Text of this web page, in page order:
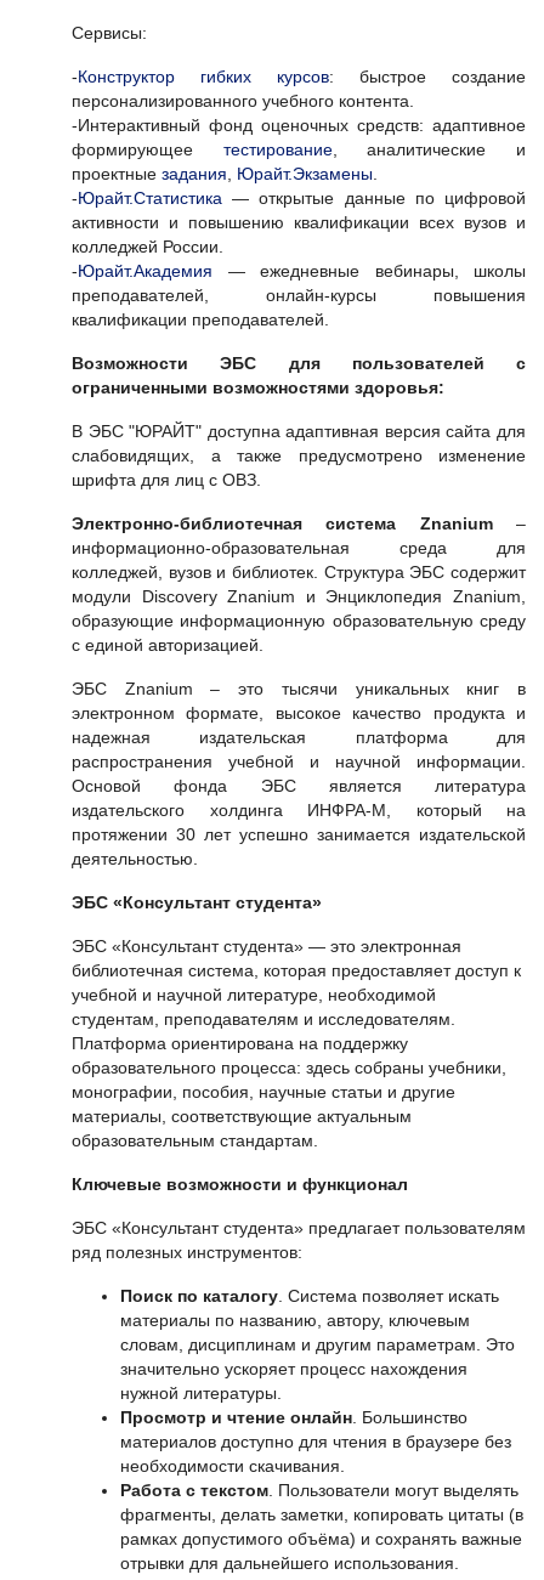
Сервисы:
-Конструктор гибких курсов: быстрое создание
персонализированного учебного контента.
-Интерактивный фонд оценочных средств: адаптивное
формирующее тестирование, аналитические и
проектные задания Юрайт.Экзамены
-Юрайт.Статистика — открытые данные по цифровой
активности и повышению квалификации всех вузов и
колледжей России.
-Юрайт.Академия — ежедневные вебинары, школы
преподавателей, онлайн-курсы повышения
квалификации преподавателей.
Возможности ЭБС для пользователей с
ограниченными возможностями здоровья:
В ЭБС "ЮРАЙТ" доступна адаптивная версия сайта для
слабовидящих, а также предусмотрено изменение
шрифта для лиц с ОВЗ.
Электронно-библиотечная система Znanium–
информационно-образовательная среда для
колледжей, вузов и библиотек. Структура ЭБС содержит
модули Discovery Znanium и Энциклопедия Znanium,
образующие информационную образовательную среду
с единой авторизацией.
ЭБС Znanium – это тысячи уникальных книг в
электронном формате, высокое качество продукта и
надежная издательская платформа для
распространения учебной и научной информации.
Основой фонда ЭБС является литература
издательского холдинга ИНФРА-М, который на
протяжении 30 лет успешно занимается издательской
деятельностью.
ЭБС «Консультант студента»
ЭБС «Консультант студента» — это электронная
библиотечная система, которая предоставляет доступ к
учебной и научной литературе, необходимой
студентам, преподавателям и исследователям.
Платформа ориентирована на поддержку
образовательного процесса: здесь собраны учебники,
монографии, пособия, научные статьи и другие
материалы, соответствующие актуальным
образовательным стандартам.
Ключевые возможности и функционал
ЭБС «Консультант студента» предлагает пользователям
ряд полезных инструментов:
Поиск по каталогу . Система позволяет искать
материалы по названию, автору, ключевым
словам, дисциплинам и другим параметрам. Это
значительно ускоряет процесс нахождения
нужной литературы.
Просмотр и чтение онлайн . Большинство
материалов доступно для чтения в браузере без
необходимости скачивания.
Работа с текстом . Пользователи могут выделять
фрагменты, делать заметки, копировать цитаты (в
рамках допустимого объёма) и сохранять важные
отрывки для дальнейшего использования.